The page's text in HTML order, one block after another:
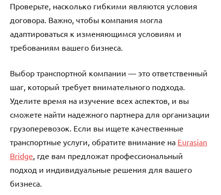
Проверьте, насколько гибкими являются условия
договора. Важно, чтобы компания могла
адаптироваться к изменяющимся условиям и
требованиям вашего бизнеса.
Выбор транспортной компании — это ответственный
шаг, который требует внимательного подхода.
Уделите время на изучение всех аспектов, и вы
сможете найти надежного партнера для организации
грузоперевозок. Если вы ищете качественные
транспортные услуги, обратите внимание на Eurasian
Bridge , где вам предложат профессиональный
подход и индивидуальные решения для вашего
бизнеса.